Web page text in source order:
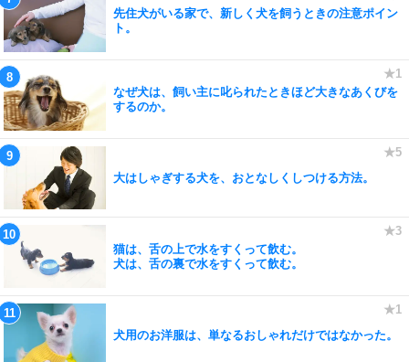
先住犬がいる家で、新しく犬を飼うときの注意ポイン
ト。
なぜ犬は、飼い主に叱られたときほど大きなあくびを
するのか。
大はしゃぎする犬を、おとなしくしつける方法。
猫は、舌の上で水をすくって飲む。
犬は、舌の裏で水をすくって飲む。
犬用のお洋服は、単なるおしゃれだけではなかった。